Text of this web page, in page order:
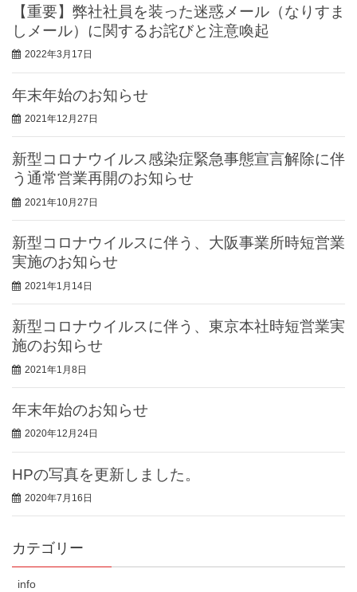
【重要】弊社社員を装った迷惑メール（なりすま
しメール）に関するお詫びと注意喚起
2022年3月17日
年末年始のお知らせ
2021年12月27日
新型コロナウイルス感染症緊急事態宣言解除に伴
う通常営業再開のお知らせ
2021年10月27日
新型コロナウイルスに伴う、大阪事業所時短営業
実施のお知らせ
2021年1月14日
新型コロナウイルスに伴う、東京本社時短営業実
施のお知らせ
2021年1月8日
年末年始のお知らせ
2020年12月24日
HPの写真を更新しました。
2020年7月16日
カテゴリー
info